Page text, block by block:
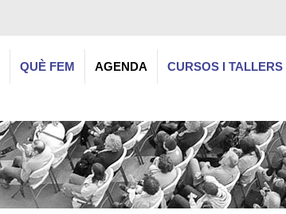
QUÈ FEM AGENDA CURSOS I TALLERS